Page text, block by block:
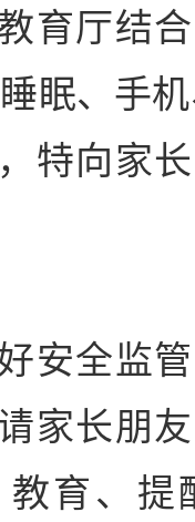
育厅结
眠、手
特向家
全监管
家长朋
育、提